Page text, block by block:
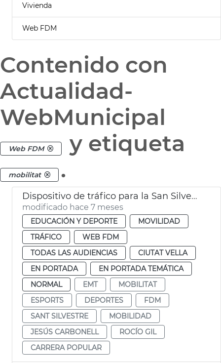
Vivienda
Web FDM
Contenido con
Actualidad-
WebMunicipal
Web FDM y etiqueta
mobilitat .
Dispositivo de tráfico para la San Silvestre
modificado hace 7 meses
EDUCACIÓN Y DEPORTE
MOVILIDAD
TRÁFICO
WEB FDM
TODAS LAS AUDIENCIAS
CIUTAT VELLA
EN PORTADA
EN PORTADA TEMÁTICA
NORMAL
EMT
MOBILITAT
ESPORTS
DEPORTES
FDM
SANT SILVESTRE
MOBILIDAD
JESÚS CARBONELL
ROCÍO GIL
CARRERA POPULAR